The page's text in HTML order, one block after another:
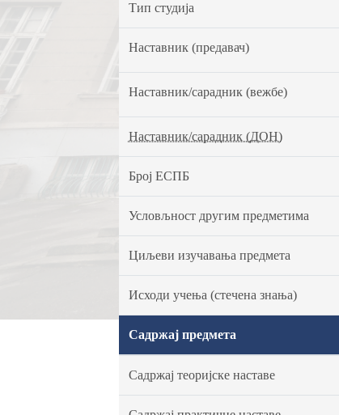
Тип студија
Наставник (предавач)
Наставник/сарадник (вежбе)
Наставник/сарадник (ДОН)
Број ЕСПБ
Условљност другим предметима
Циљеви изучавања предмета
Исходи учења (стечена знања)
Садржај предмета
Садржај теоријске наставе